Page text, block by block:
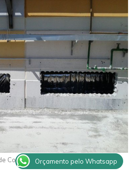
Concreto LimeiraOrçamento pelo Whatsapp